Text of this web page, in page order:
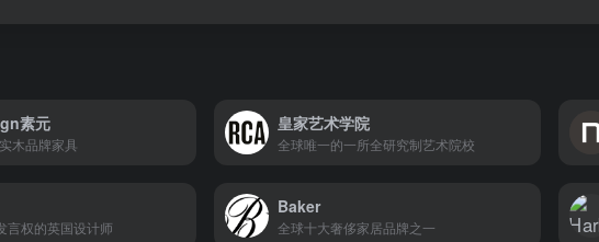
素元
木品牌家具
皇家艺术学院
全球唯一的一所全研究制艺术院校
言权的英国设计师
Baker
全球十大奢侈家居品牌之一